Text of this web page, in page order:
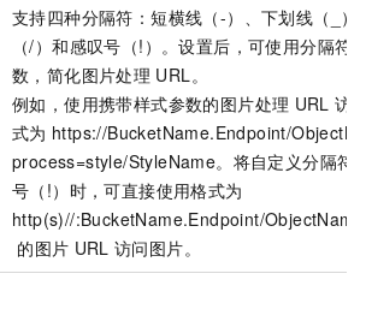
支持四种分隔符：短横线（-）、下划线（_）
（/）和感叹号（!）。设置后，可使用分隔符
数，简化图片处理 URL。
例如，使用携带样式参数的图片处理 URL 访
式为 https://BucketName.Endpoint/
process=style/StyleName。将自定义分隔符
号（!）时，可直接使用格式为
http(s)//:BucketName.Endpoint/
的图片 URL 访问图片。